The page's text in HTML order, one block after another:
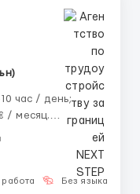
/ месяц.
Без языка